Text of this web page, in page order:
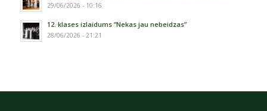
29/06/2026 - 10:16
12. klases izlaidums “Nekas jau nebeidzas”
28/06/2026 - 21:21